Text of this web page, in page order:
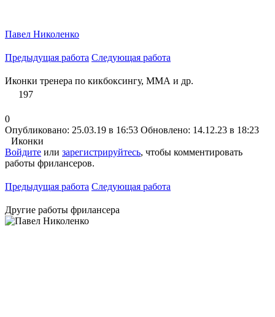
Павел Николенко
Предыдущая работа Следующая работа
Иконки тренера по кикбоксингу, ММА и др.
197
0
Опубликовано: 25.03.19 в 16:53 Обновлено: 14.12.23 в 18:23
Иконки
Войдите или зарегистрируйтесь, чтобы комментировать
работы фрилансеров.
Предыдущая работа Следующая работа
Другие работы фрилансера